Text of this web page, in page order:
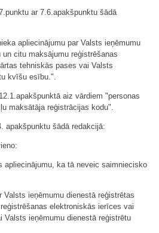
ar 7.6.apakšpunktu šādā
apliecinājumu par Valsts ieņēmumu
citu maksājumu reģistrēšanas
tehniskās pases vai Valsts
kvīšu esību.".
aiz vārdiem "personas
maksātāja reģistrācijas kodu".
apakšpunktu šādā redakcijā:
apliecinājumu, ka tā neveic saimniecisko
Valsts ieņēmumu dienestā reģistrētas
elektroniskās ierīces vai
ieņēmumu dienestā reģistrētu